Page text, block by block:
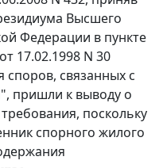
Высшего
Федерации в пункте
17.02.1998 N 30
связанных с
пришли к выводу о
поскольку
спорного жилого